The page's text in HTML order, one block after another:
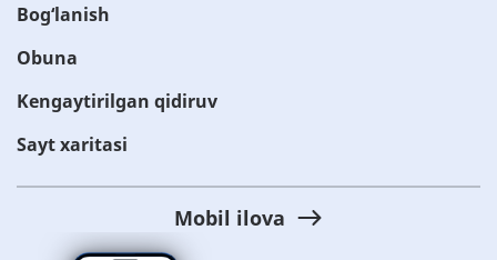
Bog‘lanish
Obuna
Kengaytirilgan qidiruv
Sayt xaritasi
Mobil ilova